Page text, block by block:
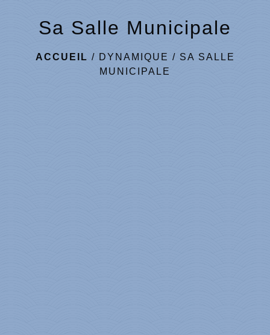
Sa Salle Municipale
ACCUEIL / DYNAMIQUE / SA SALLE
MUNICIPALE